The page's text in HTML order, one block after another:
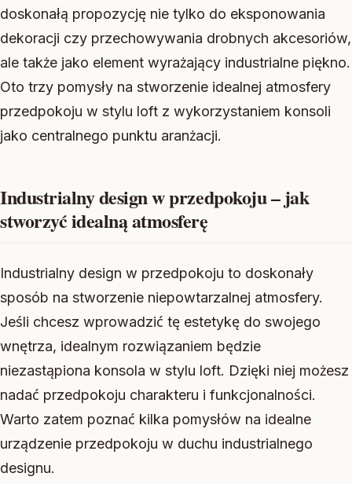
doskonałą propozycję nie tylko do eksponowania
dekoracji czy przechowywania drobnych akcesoriów,
ale także jako element wyrażający industrialne piękno.
Oto trzy pomysły na stworzenie idealnej atmosfery
przedpokoju w stylu loft z wykorzystaniem konsoli
jako centralnego punktu aranżacji.
Industrialny design w przedpokoju – jak
stworzyć idealną atmosferę
Industrialny design w przedpokoju to doskonały
sposób na stworzenie niepowtarzalnej atmosfery.
Jeśli chcesz wprowadzić tę estetykę do swojego
wnętrza, idealnym rozwiązaniem będzie
niezastąpiona konsola w stylu loft. Dzięki niej możesz
nadać przedpokoju charakteru i funkcjonalności.
Warto zatem poznać kilka pomysłów na idealne
urządzenie przedpokoju w duchu industrialnego
designu.